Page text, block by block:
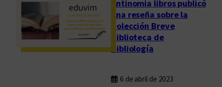
Antinomia libros publicó
una reseña sobre la
Colección Breve
Biblioteca de
Bibliología
6 de abril de 2023